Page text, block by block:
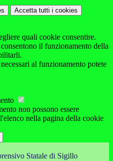
Accetta tutti i cookies
quali cookie consentire.
il funzionamento della
al funzionamento potete
non possono essere
nella pagina della cookie
Statale di Sigillo